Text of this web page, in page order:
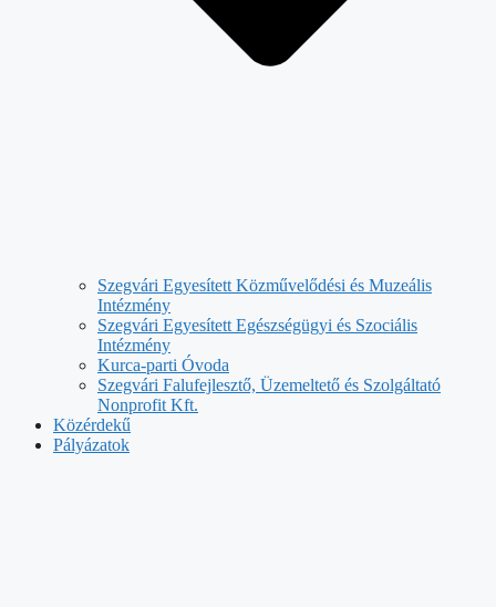
Szegvári Egyesített Közművelődési és Muzeális
Intézmény
Szegvári Egyesített Egészségügyi és Szociális
Intézmény
Kurca-parti Óvoda
Szegvári Falufejlesztő, Üzemeltető és Szolgáltató
Nonprofit Kft.
Közérdekű
Pályázatok